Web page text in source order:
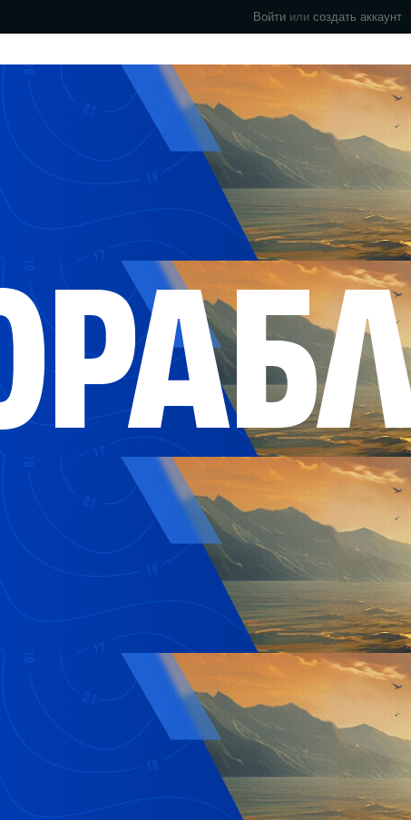
Войти или создать аккаунт